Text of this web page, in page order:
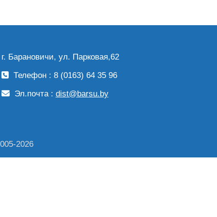
г. Барановичи, ул. Парковая,62
Телефон : 8 (0163) 64 35 96
Эл.почта : dist@barsu.by
2026